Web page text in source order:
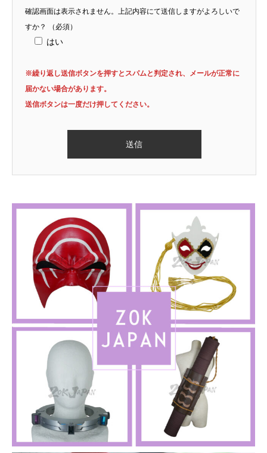
確認画面は表示されません。上記内容にて送信しますがよろしいで
すか？
（必須）
はい
※繰り返し送信ボタンを押すとスパムと判定され、メールが正常に
届かない場合があります。
送信ボタンは一度だけ押してください。